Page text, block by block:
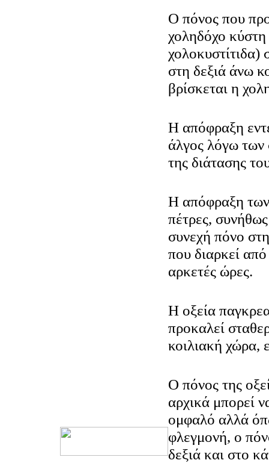
Ο πόνος που
χοληδόχο
χολοκυστίτιδα)
στη δεξιά άνω
βρίσκεται η
Η απόφραξη
άλγος λόγω
της διάτασης
Η απόφραξη
πέτρες,
συνεχή πόνο
που διαρκεί
αρκετές ώρες.
Η οξεία
προκαλεί
κοιλιακή χώρα,
Ο πόνος της
αρχικά μπορεί
ομφαλό αλλά
φλεγμονή, ο
δεξιά και στο